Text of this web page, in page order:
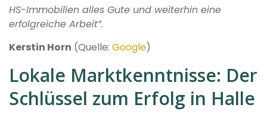
HS-Immobilien alles Gute und weiterhin eine
erfolgreiche Arbeit”.
Kerstin Horn (Quelle: Google)
Lokale Marktkenntnisse: Der
Schlüssel zum Erfolg in Halle